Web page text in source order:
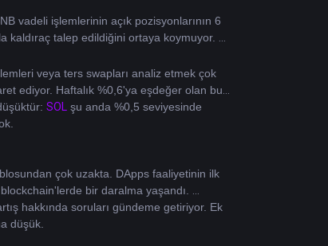
vadeli işlemlerinin açık pozisyonlarının 6
kaldıraç talep edildiğini ortaya koymuyor.
veya ters swapları analiz etmek çok
ediyor. Haftalık %0,6'ya eşdeğer olan bu
SOL şu anda %0,5 seviyesinde
çok uzakta. DApps faaliyetinin ilk
bir daralma yaşandı.
hakkında soruları gündeme getiriyor. Ek
düşük.